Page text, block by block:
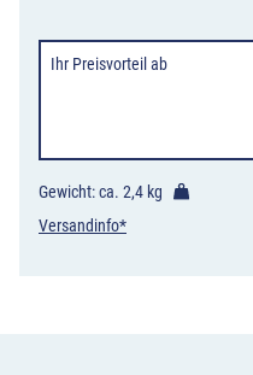
Ihr Preisvorteil ab
Gewicht: ca. 2,4 kg
Versandinfo*